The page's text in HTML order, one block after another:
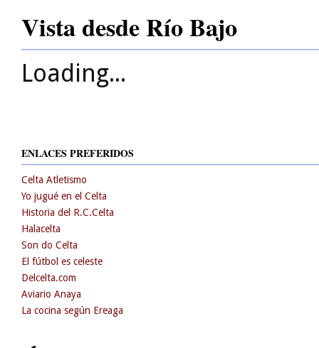
Vista desde Río Bajo
Loading...
ENLACES PREFERIDOS
Celta Atletismo
Yo jugué en el Celta
Historia del R.C.Celta
Halacelta
Son do Celta
El fútbol es celeste
Delcelta.com
Aviario Anaya
La cocina según Ereaga